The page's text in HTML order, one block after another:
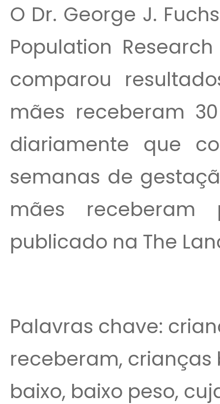
O Dr. George J.
Population
comparou
mães receberam
diariamente que
semanas de
mães
publicado na The
Palavras chave:
receberam, crianças
baixo, baixo peso,